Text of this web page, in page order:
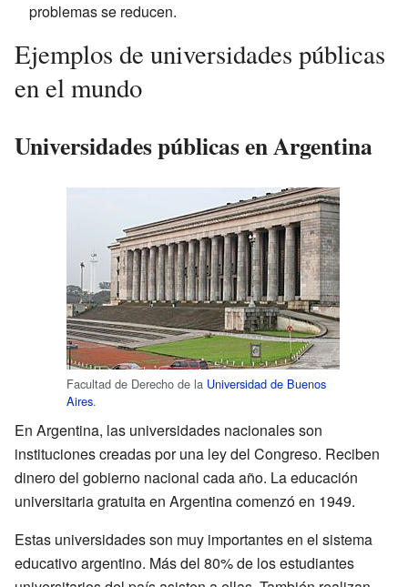
problemas se reducen.
Ejemplos de universidades públicas
en el mundo
Universidades públicas en Argentina
Facultad de Derecho de la Universidad de Buenos
Aires.
En Argentina, las universidades nacionales son
instituciones creadas por una ley del Congreso. Reciben
dinero del gobierno nacional cada año. La educación
universitaria gratuita en Argentina comenzó en 1949.
Estas universidades son muy importantes en el sistema
educativo argentino. Más del 80% de los estudiantes